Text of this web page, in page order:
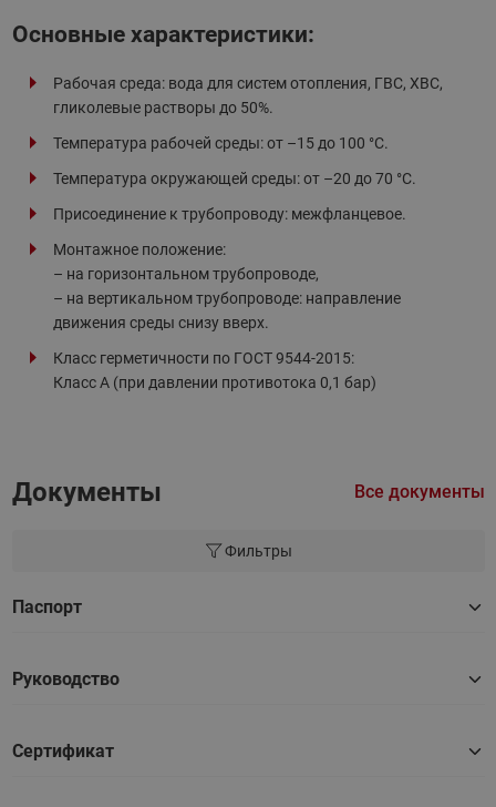
Основные характеристики:
Рабочая среда: вода для систем отопления, ГВС, ХВС,
гликолевые растворы до 50%.
Температура рабочей среды: от –15 до 100 °С.
Температура окружающей среды: от –20 до 70 °С.
Присоединение к трубопроводу: межфланцевое.
Монтажное положение:
– на горизонтальном трубопроводе,
– на вертикальном трубопроводе: направление
движения среды снизу вверх.
Класс герметичности по ГОСТ 9544-2015:
Класс А (при давлении противотока 0,1 бар)
Документы Все документы
Фильтры
Паспорт
Руководство
Сертификат